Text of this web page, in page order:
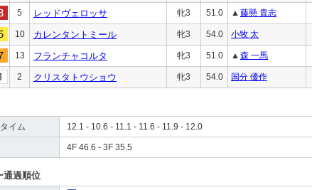
5 レッドヴェロッサ 牝3 51.0 ▲ 藤懸 貴志
10 カレンタントミール 牝3 54.0 小牧 太
13 フランチャコルタ 牝3 51.0 ▲ 森 一馬
2 クリスタトウショウ 牝3 54.0 国分 優作
イム 12.1 - 10.6 - 11.1 - 11.6 - 11.9 - 12.0
4F 46.6 - 3F 35.5
通過順位